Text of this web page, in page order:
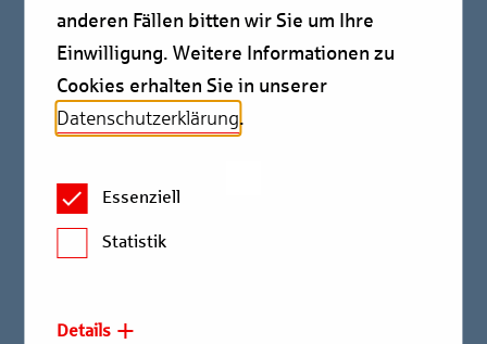
Neue Nachfragetreiber treffen auf strukturelle
Herausforderungen
Der deutsche Markt für Industrialimmobilien befindet
Berlin Hyp in Zusammenarbeit mit bulwiengesa
beschäftigt sich mit der aktuellen Situation dieser
wichtigen Assetklasse.
anderen Fällen bitten wir Sie um Ihre
Einwilligung. Weitere Informationen zu
Cookies erhalten Sie in unserer
Datenschutzerklärung.
Essenziell
Statistik
Details